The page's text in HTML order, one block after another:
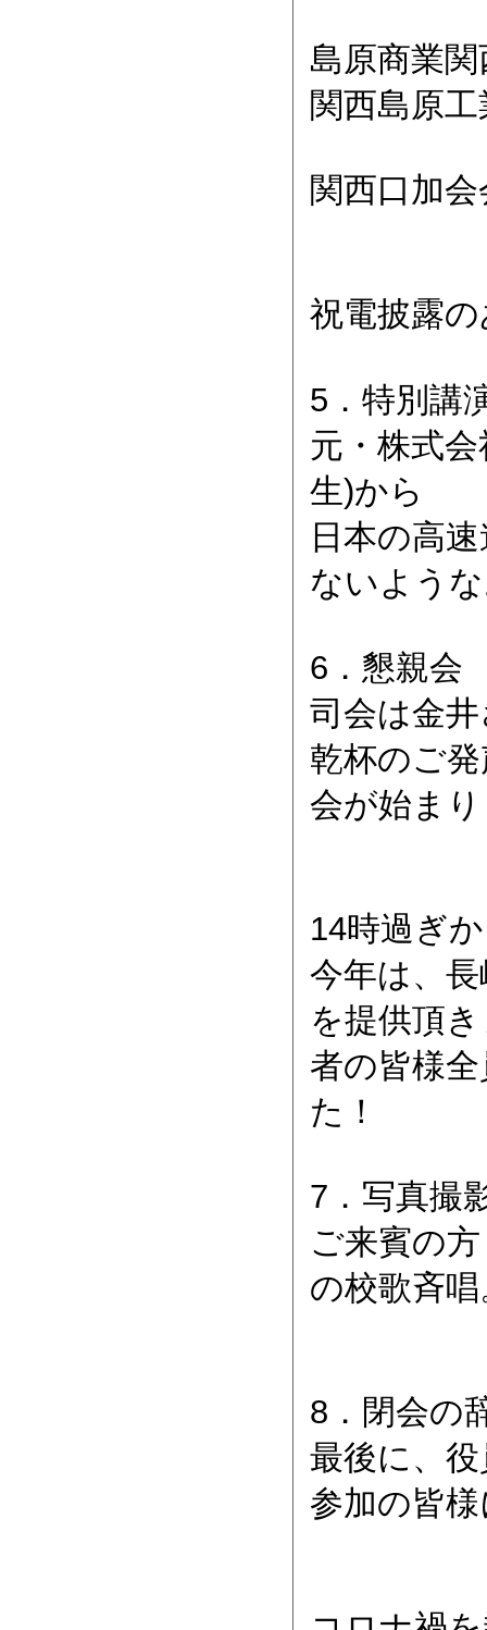
島原商
関西島原
関西
祝電披露
5．特別講
元・株式
生)から
日本の高
ないよう
6．懇親会
司会は金
乾杯のご
会が始ま
14時過ぎ
今年は、
を提供頂
者の皆様
た！
7．写真撮
ご来賓の
の校歌斉
8．閉会の
最後に、
参加の皆